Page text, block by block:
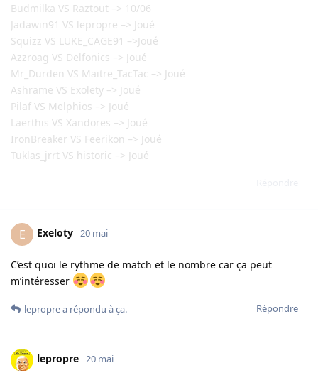
Budmilka VS Raztout –> 10/06
Jadawin91 VS lepropre –> Joué
Squizz VS LUKE_CAGE91 –>Joué
Azzroag VS Delfonics –> Joué
Mr_Durden VS Maitre_TacTac –> Joué
Ashrame VS Exolety –> Joué
Pilaf VS Melphios –> Joué
Laerthis VS Xandores –> Joué
IronBreaker VS Feerikon –> Joué
Tuklas_jrrt VS historic –> Joué
E Exeloty 20 mai
C’est quoi le rythme de match et le nombre car ça peut
m’intéresser
Répondre
leproprea répondu à ça.
lepropre 20 mai